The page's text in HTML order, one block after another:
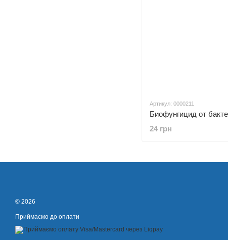
Артикул: 0000211
24 грн
© 2026
Приймаємо до оплати